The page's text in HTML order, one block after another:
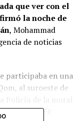
que ver con el
la noche de
, Mohammad
de noticias
participaba en una
al suroeste de
noticias AFP.